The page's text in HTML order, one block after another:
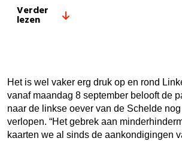
Verder
lezen
Het is wel vaker erg druk op en rond
vanaf maandag 8 september belooft de
naar de linkse oever van de Schelde
verlopen. “Het gebrek aan
kaarten we al sinds de aankondigingen